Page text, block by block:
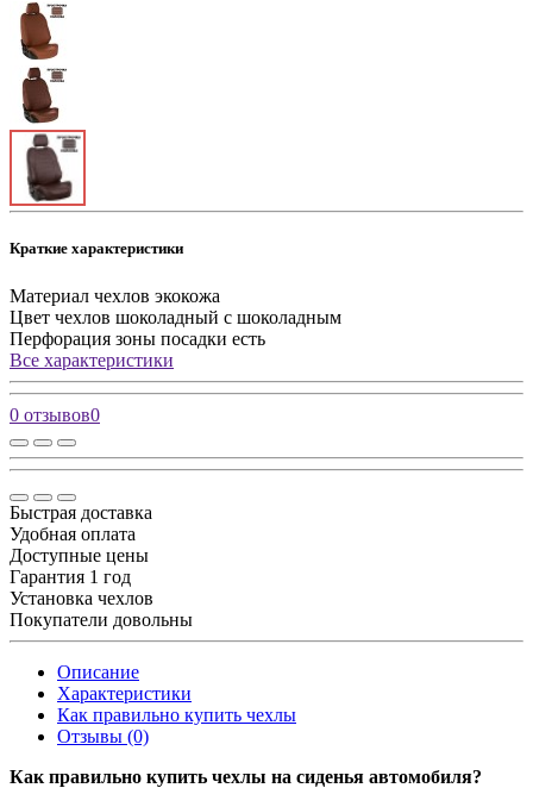
Краткие характеристики
Материал чехлов экокожа
Цвет чехлов шоколадный с шоколадным
Перфорация зоны посадки есть
Все характеристики
0 отзывов0
Быстрая доставка
Удобная оплата
Доступные цены
Гарантия 1 год
Установка чехлов
Покупатели довольны
Описание
Характеристики
Как правильно купить чехлы
Отзывы (0)
Как правильно купить чехлы на сиденья автомобиля?